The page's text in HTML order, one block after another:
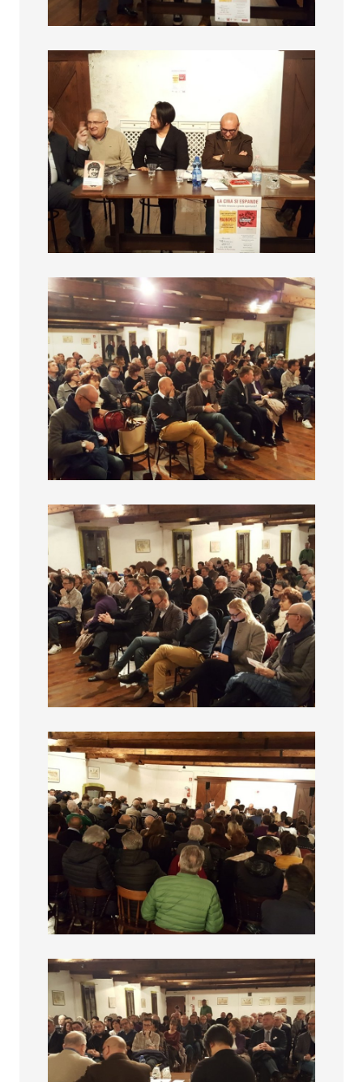
La cina si Espande
La cina si Espande
La cina si Espande
La cina si Espande
La cina si Espande